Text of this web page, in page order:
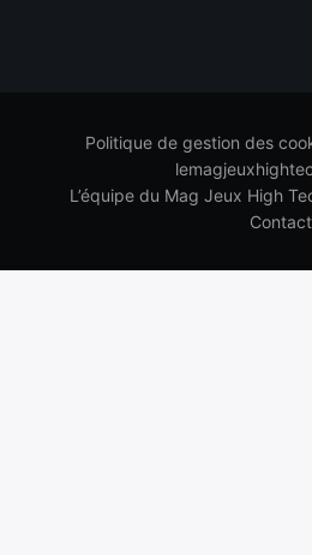
Politique de gestion des
L’équipe du Mag Jeux High
Contact